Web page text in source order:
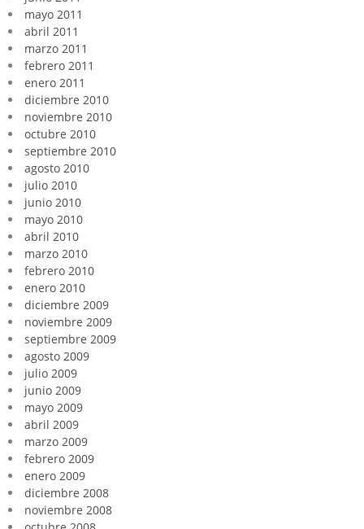
mayo 2011
abril 2011
marzo 2011
febrero 2011
enero 2011
diciembre 2010
noviembre 2010
octubre 2010
septiembre 2010
agosto 2010
julio 2010
junio 2010
mayo 2010
abril 2010
marzo 2010
febrero 2010
enero 2010
diciembre 2009
noviembre 2009
septiembre 2009
agosto 2009
julio 2009
junio 2009
mayo 2009
abril 2009
marzo 2009
febrero 2009
enero 2009
diciembre 2008
noviembre 2008